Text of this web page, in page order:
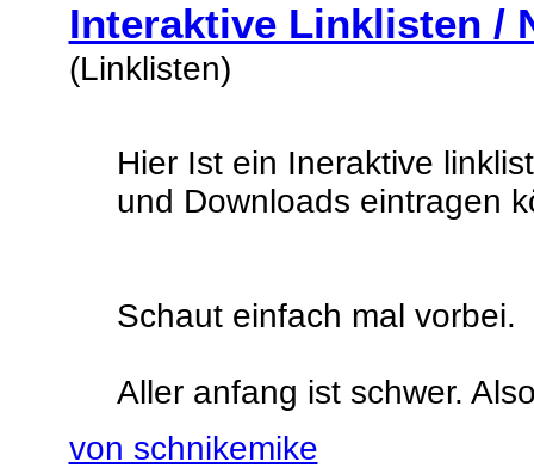
Interaktive Linklisten /
(Linklisten)
Hier Ist ein Ineraktive
und Downloads eintragen
Schaut einfach mal vorbei.
Aller anfang ist schwer.
von schnikemike